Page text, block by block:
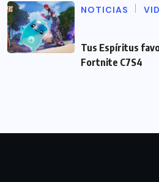
NOTICIAS
Tus Espíritus
Fortnite C7S4